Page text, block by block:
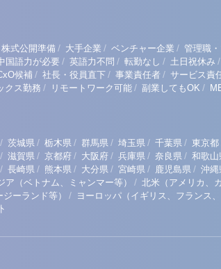
株式公開準備 / 大手企業 / ベンチャー企業 / 管理職
国語力が必要 / 英語力不問 / 転勤なし / 土日祝休み /
候補 / 社長・役員直下 / 事業責任者 / サービス責
クス勤務 / リモートワーク可能 / 副業してもOK /
/ 茨城県 / 栃木県 / 群馬県 / 埼玉県 / 千葉県 / 東京都
/ 滋賀県 / 京都府 / 大阪府 / 兵庫県 / 奈良県 / 和歌山
/ 長崎県 / 熊本県 / 大分県 / 宮崎県 / 鹿児島県 / 沖縄
ア（ベトナム、ミャンマー等） / 北米（アメリカ、
ーランド等） / ヨーロッパ（イギリス、フランス